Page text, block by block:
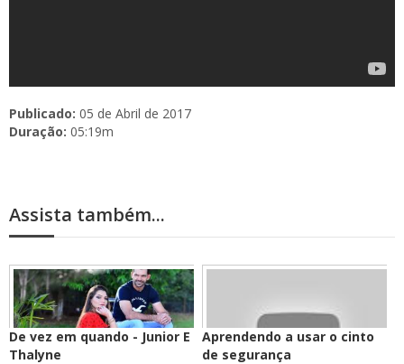
Publicado: 05 de Abril de 2017
Duração: 05:19m
Assista também...
De vez em quando - Junior E
Thalyne
Aprendendo a usar o cinto
de segurança